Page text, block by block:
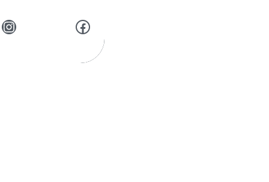
Instagram Facebook